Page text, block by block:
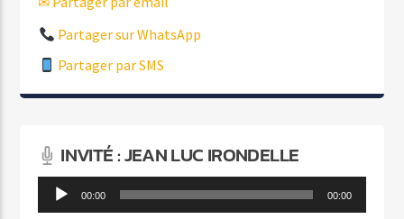
Partager sur WhatsApp
Partager par SMS
INVITÉ : JEAN LUC IRONDELLE
Lecteur
audio
00:00 00:00